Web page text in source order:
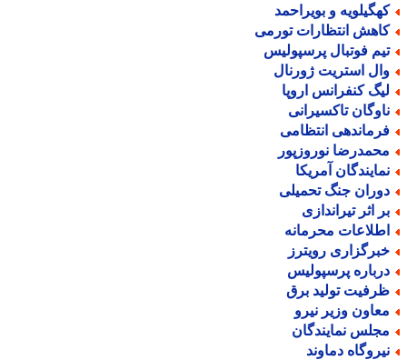
و بویراحمد
انتظارات تورمی
فوتبال پرسپولیس
استریت ژورنال
کنفرانس اروپا
تاکسیرانی
انتظامی
نوروزپور
آمریکا
جنگ تحمیلی
اثر تیراندازی
محرمانه
رویترز
پرسپولیس
تولید برق
وزیر نیرو
نمایندگان
دماوند